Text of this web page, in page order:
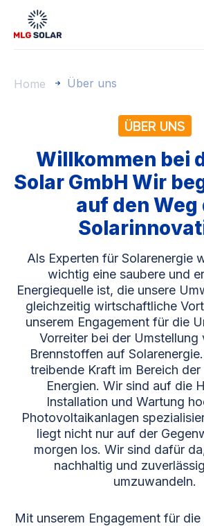
Home Über uns
ÜBER UNS
Willkommen bei
Solar GmbH Wir
auf den Weg
Als Experten für Solarenergie
wichtig eine saubere und
Energiequelle ist, die unsere
gleichzeitig wirtschaftliche
unserem Engagement für die
Vorreiter bei der Umstellung
Brennstoffen auf
treibende Kraft im Bereich der
Energien. Wir sind auf die
Installation und Wartung
Photovoltaikanlagen
liegt nicht nur auf der
morgen los. Wir sind dafür
nachhaltig und
umzuwandeln.
Mit unserem Engagement für